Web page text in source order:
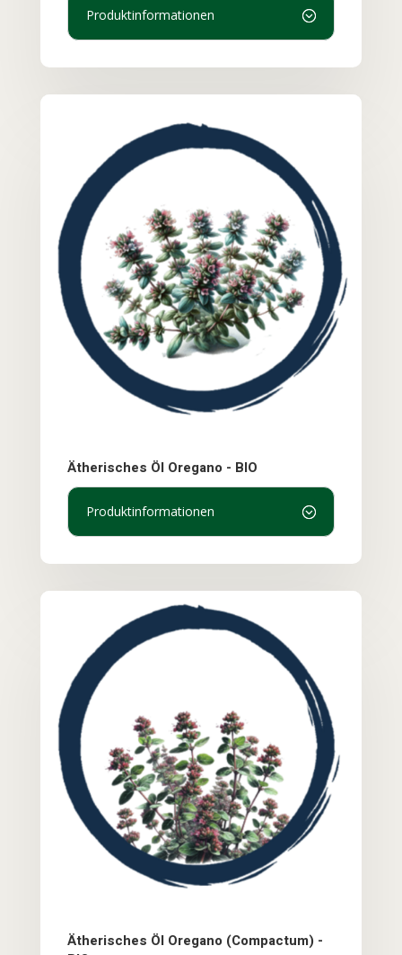
Produktinformationen
Ätherisches Öl Oregano - BIO
Produktinformationen
Ätherisches Öl Oregano (Compactum) -